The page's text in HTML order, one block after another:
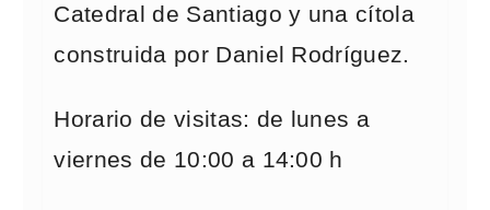
Catedral de Santiago y una cítola
construida por Daniel Rodríguez.
Horario de visitas: de lunes a
viernes de 10:00 a 14:00 h